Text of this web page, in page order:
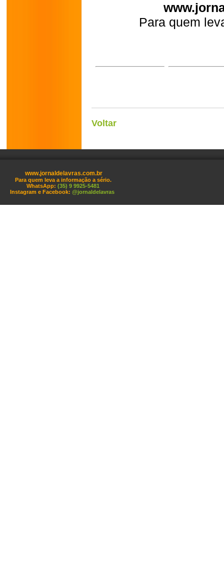
Para quem
Voltar
www.jornaldelavras.com.br
Para quem leva a informação a sério.
WhatsApp: (35) 9 9925-5481
Instagram e Facebook: @jornaldelavras